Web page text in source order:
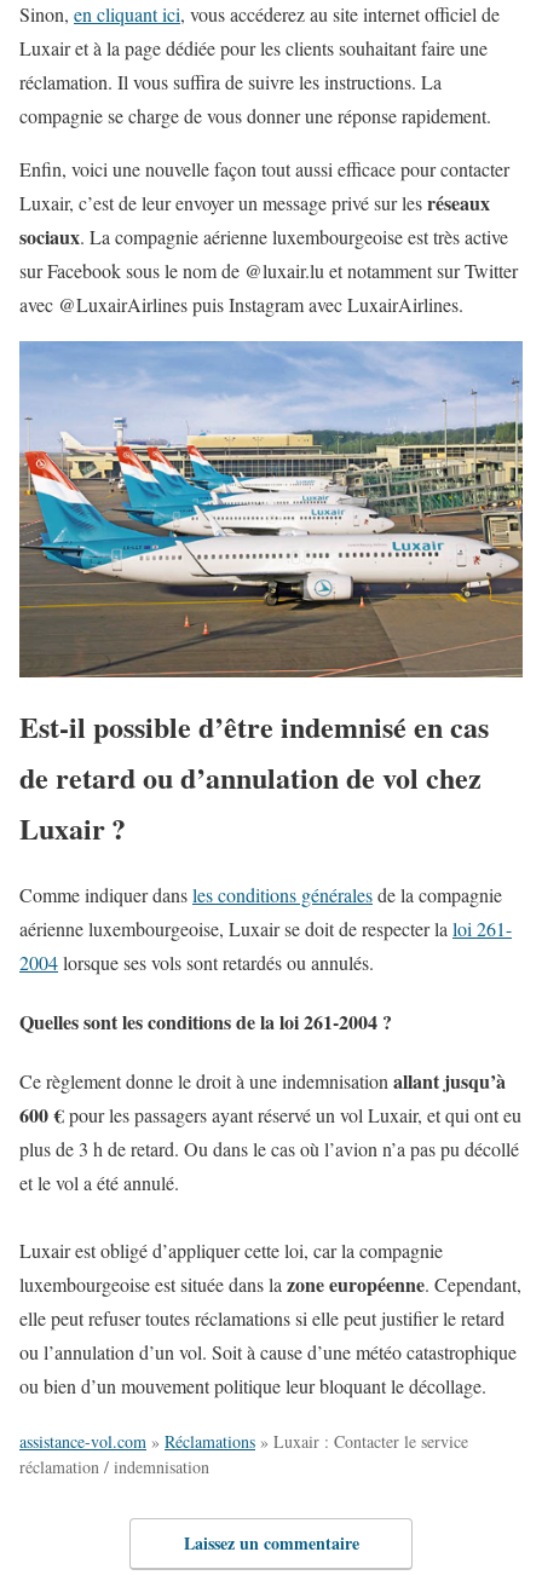
Sinon, en cliquant ici, vous accéderez au site internet officiel de
Luxair et à la page dédiée pour les clients souhaitant faire une
réclamation. Il vous suffira de suivre les instructions. La
compagnie se charge de vous donner une réponse rapidement.
Enfin, voici une nouvelle façon tout aussi efficace pour contacter
Luxair, c’est de leur envoyer un message privé sur lesréseaux
sociaux. La compagnie aérienne luxembourgeoise est très active
sur Facebook sous le nom de @luxair.lu et notamment sur Twitter
avec @LuxairAirlines puis Instagram avec LuxairAirlines.
Est-il possible d’être indemnisé en cas
de retard ou d’annulation de vol chez
Luxair ?
Comme indiquer dansles conditions généralesde la compagnie
aérienne luxembourgeoise, Luxair se doit de respecter la loi 261-
2004lorsque ses vols sont retardés ou annulés.
Quelles sont les conditions de la loi 261-2004 ?
Ce règlement donne le droit à une indemnisationallant jusqu’à
600 €pour les passagers ayant réservé un vol Luxair, et qui ont eu
plus de 3 h de retard. Ou dans le cas où l’avion n’a pas pu décollé
et le vol a été annulé.
Luxair est obligé d’appliquer cette loi, car la compagnie
luxembourgeoise est située dans lazone européenne. Cependant,
elle peut refuser toutes réclamations si elle peut justifier le retard
ou l’annulation d’un vol. Soit à cause d’une météo catastrophique
ou bien d’un mouvement politique leur bloquant le décollage.
assistance-vol.com » Réclamations » Luxair : Contacter le service
réclamation / indemnisation
Laissez un commentaire